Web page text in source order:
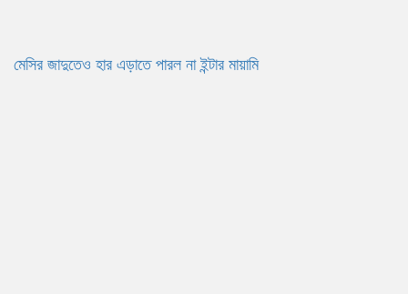
মেসির জাদুতেও হার এড়াতে পারল না ইন্টার মায়ামি